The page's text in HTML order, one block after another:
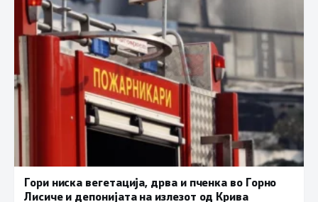
Гори ниска вегетација, дрва и пченка во Горно
Лисиче и депонијата на излезот од Крива